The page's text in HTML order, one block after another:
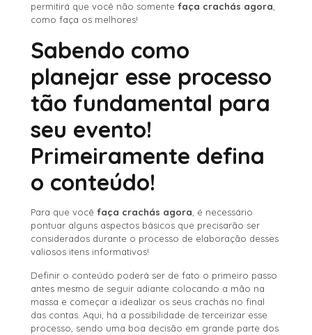
permitirá que você não somentefaça crachás agora,
como faça os melhores!
Sabendo como
planejar esse processo
tão fundamental para
seu evento!
Primeiramente defina
o conteúdo!
Para que vocêfaça crachás agora, é necessário
pontuar alguns aspectos básicos que precisarão ser
considerados durante o processo de elaboração desses
valiosos itens informativos!
Definir o conteúdo poderá ser de fato o primeiro passo
antes mesmo de seguir adiante colocando a mão na
massa e começar a idealizar os seus crachás no final
das contas. Aqui, há a possibilidade de terceirizar esse
processo, sendo uma boa decisão em grande parte dos